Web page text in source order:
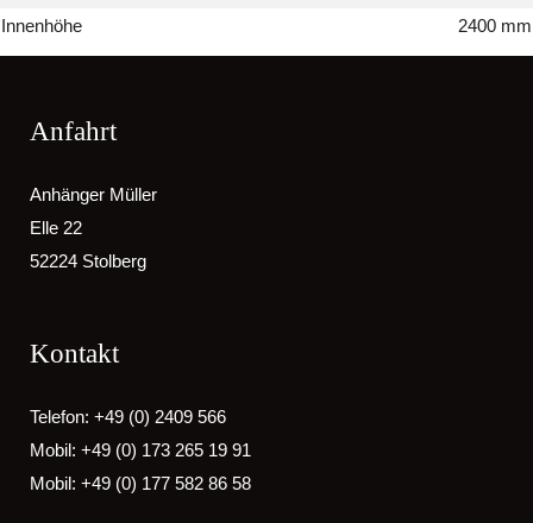
Innenhöhe
2400 mm
Anfahrt
Anhänger Müller
Elle 22
52224 Stolberg
Kontakt
Telefon: +49 (0) 2409 566
Mobil: +49 (0) 173 265 19 91
Mobil: +49 (0) 177 582 86 58